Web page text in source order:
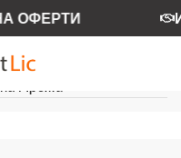
ОФЕРТИ